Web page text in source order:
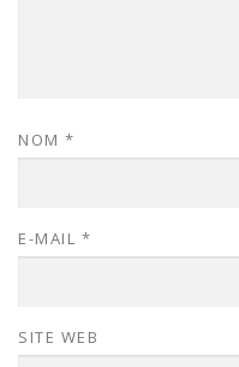
NOM *
E-MAIL *
SITE WEB